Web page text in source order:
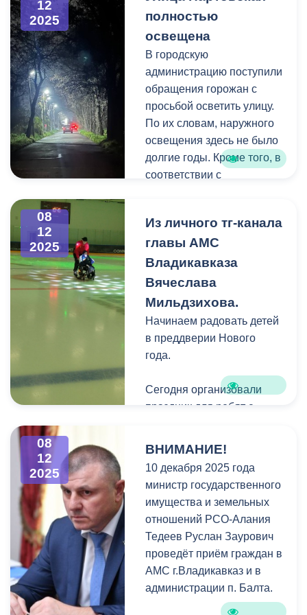
Единую систему
идентификации и
аутентификации.
городе Мерида на
политической
конференции высокого
уровня была открыта для
подписания Конвенция
ООН против коррупции
(принята Генеральной
ассамблеей ООН 31
октября 2003 года).
12
2025
полностью
освещена
В городскую
администрацию поступили
обращения горожан с
просьбой осветить улицу.
По их словам, наружного
освещения здесь не было
долгие годы. Кроме того, в
соответствии с
РСО-Алания темная
улица не соответствовала
требованиям
безопасности.
08
12
2025
Из личного тг-канала
главы АМС
Владикавказа
Вячеслава
Мильдзихова.
Начинаем радовать детей
в преддверии Нового
года.
Сегодня организовали
праздник для ребят с
арены «Тагбан».
Дети впервые в жизни
оказались на катке, смогли
покататься, почувствовать
магию льда и радость
движения.
Технически это стало
08
12
2025
ВНИМАНИЕ!
10 декабря 2025 года
министр государственного
имущества и земельных
отношений РСО-Алания
Тедеев Руслан Заурович
проведёт приём граждан в
АМС г.Владикавказ и в
администрации п. Балта.